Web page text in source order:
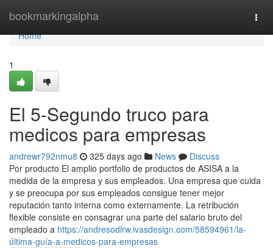
bookmarkingalpha
Home
Home
1
El 5-Segundo truco para
medicos para empresas
andrewr792nmu8 325 days ago News
Discuss
Por producto El amplio portfolio de productos de ASISA a la
medida de la empresa y sus empleados. Una empresa que cuida
y se preocupa por sus empleados consigue tener mejor
reputación tanto interna como externamente. La retribución
flexible consiste en consagrar una parte del salario bruto del
empleado a https://andresodlrw.ivasdesign.com/58594961/la-
última-guía-a-medicos-para-empresas